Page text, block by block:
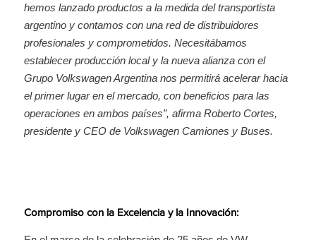
hemos lanzado productos a la medida del transportista
argentino y contamos con una red de distribuidores
profesionales y comprometidos. Necesitábamos
establecer producción local y la nueva alianza con el
Grupo Volkswagen Argentina nos permitirá acelerar hacia
el primer lugar en el mercado, con beneficios para las
operaciones en ambos países”, afirma Roberto Cortes,
presidente y CEO de Volkswagen Camiones y Buses.
Compromiso con la Excelencia y la Innovación: